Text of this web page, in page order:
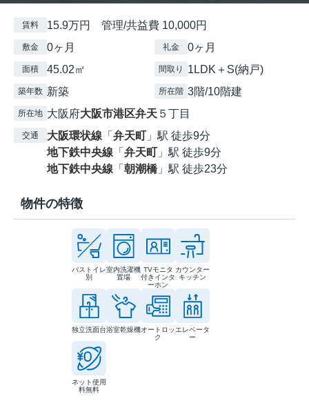
賃料 15.9万円 管理/共益費 10,000円
敷金 0ヶ月 礼金 0ヶ月
面積 45.02㎡ 間取り 1LDK＋S(納戸)
築年数 新築 所在階 3階/10階建
所在地 大阪府大阪市港区弁天 ５丁目
交通 大阪環状線 「 弁天町 」駅 徒歩9分
地下鉄中央線 「 弁天町 」駅 徒歩9分
地下鉄中央線 「 朝潮橋」駅 徒歩23分
物件の特徴
バストイレ
別
室内洗濯機
置場
TVモニタ
付きインタ
ーホン
カウンター
キッチン
独立洗面台浴室乾燥機オートロッ
ク
エレベータ
ー
ネット使用
料無料